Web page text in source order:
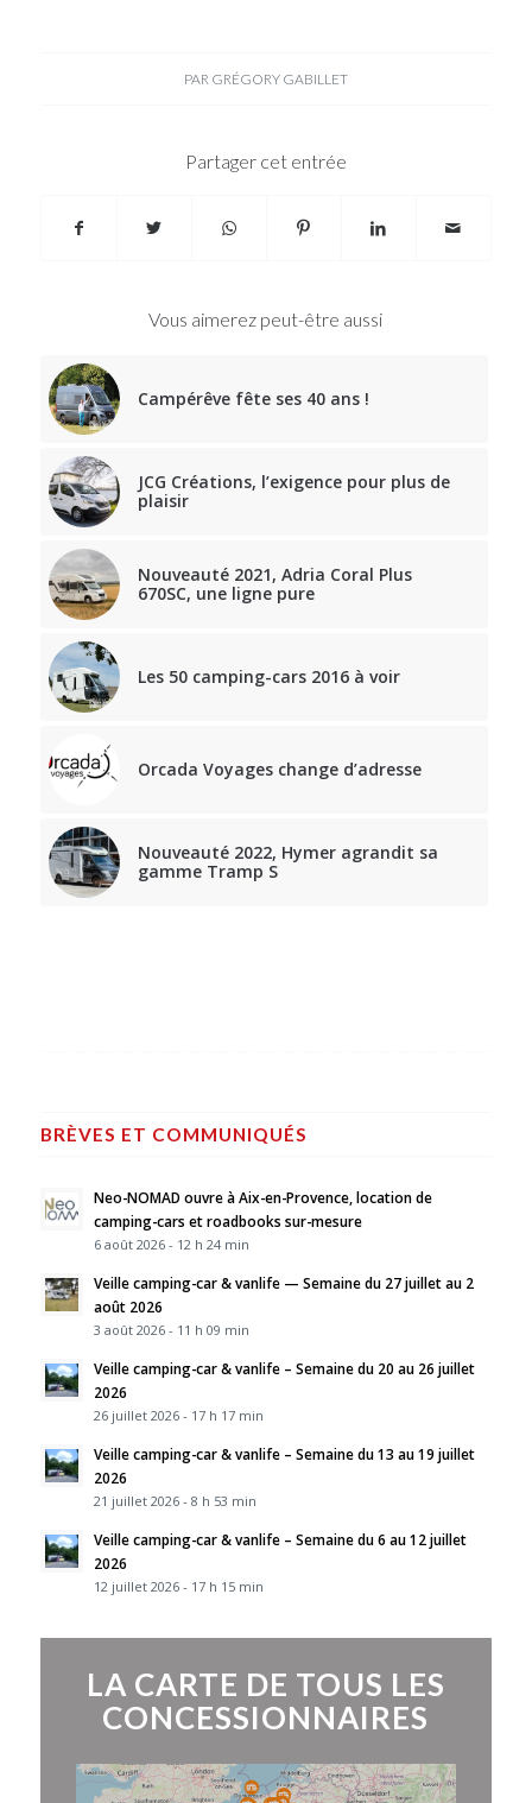
PAR GRÉGORY GABILLET
Partager cet entrée
Vous aimerez peut-être aussi
Campérêve fête ses 40 ans !
JCG Créations, l’exigence pour plus de
plaisir
Nouveauté 2021, Adria Coral Plus
670SC, une ligne pure
Les 50 camping-cars 2016 à voir
Orcada Voyages change d’adresse
Nouveauté 2022, Hymer agrandit sa
gamme Tramp S
BRÈVES ET COMMUNIQUÉS
Neo-NOMAD ouvre à Aix-en-Provence, location de
camping-cars et roadbooks sur-mesure
6 août 2026 - 12 h 24 min
Veille camping-car & vanlife — Semaine du 27 juillet au 2
août 2026
3 août 2026 - 11 h 09 min
Veille camping-car & vanlife – Semaine du 20 au 26 juillet
2026
26 juillet 2026 - 17 h 17 min
Veille camping-car & vanlife – Semaine du 13 au 19 juillet
2026
21 juillet 2026 - 8 h 53 min
Veille camping-car & vanlife – Semaine du 6 au 12 juillet
2026
12 juillet 2026 - 17 h 15 min
LA CARTE DE TOUS LES
CONCESSIONNAIRES